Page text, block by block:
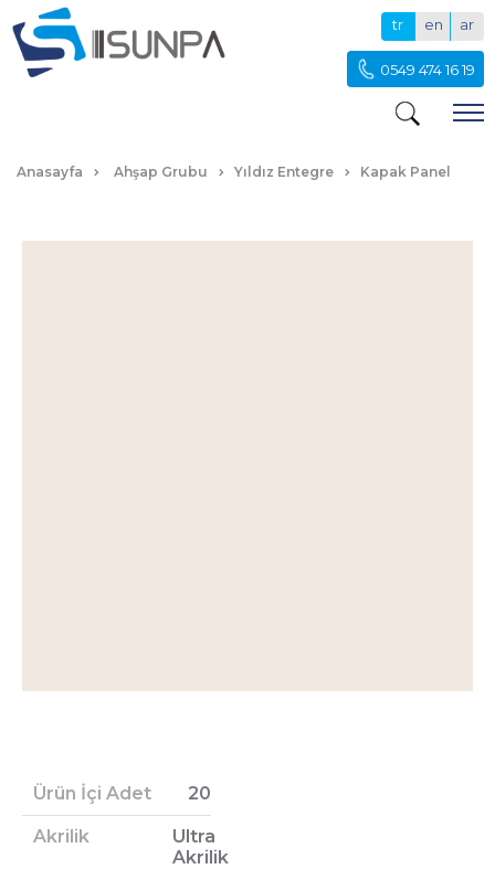
tr en ar
0549 474 16 19
Anasayfa Ahşap Grubu Yıldız Entegre Kapak Panel
Ürün İçi Adet 20
Akrilik
Ultra
Akrilik